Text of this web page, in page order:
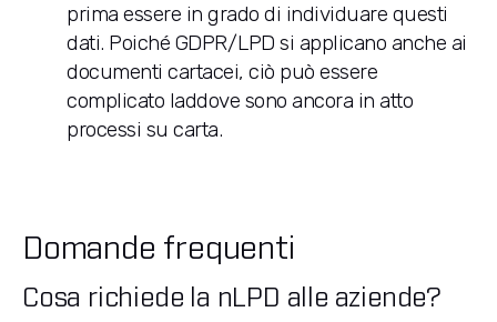
prima essere in grado di individuare questi
dati. Poiché GDPR/LPD si applicano anche ai
documenti cartacei, ciò può essere
complicato laddove sono ancora in atto
processi su carta.
Domande frequenti
Cosa richiede la nLPD alle aziende?